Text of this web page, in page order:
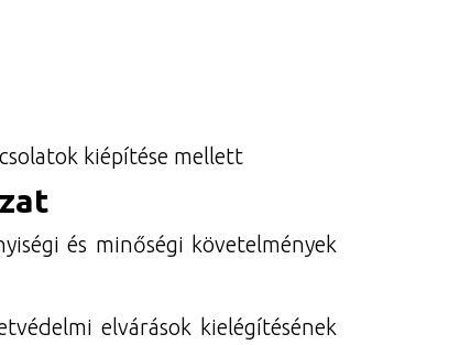
kiépítése mellett
és minőségi követelmények
elvárások kielégítésének